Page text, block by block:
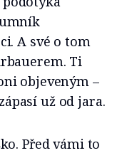
A své o tom
Ti
objeveným –
už od jara.
Před vámi to